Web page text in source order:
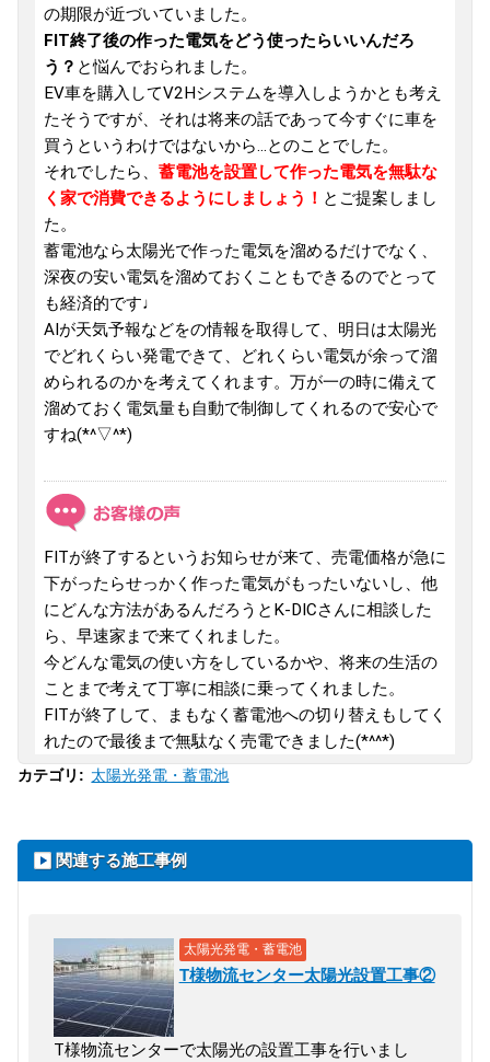
の期限が近づいていました。
FIT終了後の作った電気をどう使ったらいいんだろ
う？ と悩んでおられました。
EV車を購入してV2Hシステムを導入しようかとも考え
たそうですが、それは将来の話であって今すぐに車を
買うというわけではないから...とのことでした。
それでしたら、 蓄電池を設置して作った電気を無駄な
く家で消費できるようにしましょう！ とご提案しまし
た。
蓄電池なら太陽光で作った電気を溜めるだけでなく、
深夜の安い電気を溜めておくこともできるのでとって
も経済的です♩
AIが天気予報などをの情報を取得して、明日は太陽光
でどれくらい発電できて、どれくらい電気が余って溜
められるのかを考えてくれます。万が一の時に備えて
溜めておく電気量も自動で制御してくれるので安心で
すね(*^▽^*)
FITが終了するというお知らせが来て、売電価格が急に
下がったらせっかく作った電気がもったいないし、他
にどんな方法があるんだろうとK-DICさんに相談した
ら、早速家まで来てくれました。
今どんな電気の使い方をしているかや、将来の生活の
ことまで考えて丁寧に相談に乗ってくれました。
FITが終了して、まもなく蓄電池への切り替えもしてく
れたので最後まで無駄なく売電できました(*^^*)
カテゴリ : 太陽光発電・蓄電池
関連する施工事例
太陽光発電・蓄電池
T様物流センター太陽光設置工事②
T様物流センターで太陽光の設置工事を行いまし